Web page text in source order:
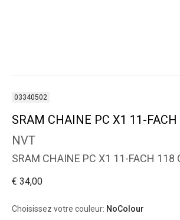
03340502
SRAM CHAINE PC X1 11-FACH
NVT
SRAM CHAINE PC X1 11-FACH 118
€ 34,00
Choisissez votre couleur: NoColour